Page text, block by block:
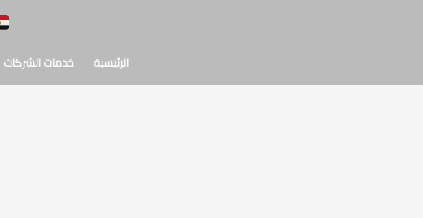
الرئيسية خدمات الشركات